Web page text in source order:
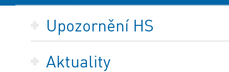
Upozornění HS
Aktuality